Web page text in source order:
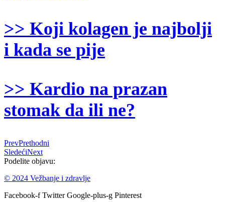
>> Koji kolagen je najbolji
i kada se pije
>> Kardio na prazan
stomak da ili ne?
PrevPrethodni
SledećiNext
Podelite objavu:
© 2024 Vežbanje i zdravlje
Facebook-f Twitter Google-plus-g Pinterest